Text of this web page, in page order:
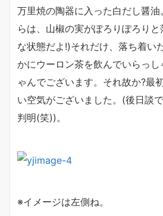
万里焼の陶器に入った白だし醤
らは、山椒の実がぽろりぽろり
な状態だよ!)それだけ、落ち着い
かにウーロン茶を飲んでいらっ
ゃんでございます。それ故か?最
い空気がございました。(後日談
判明(笑))。
※イメージは左側ね。